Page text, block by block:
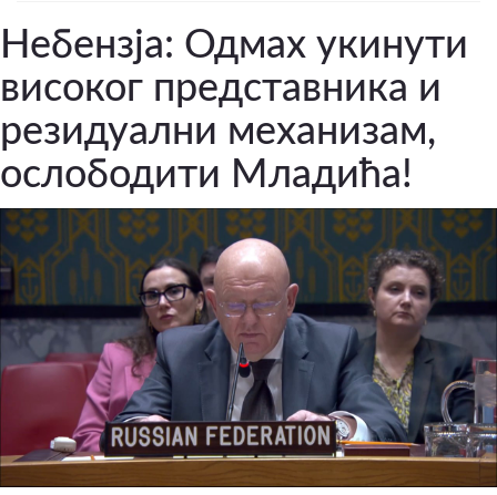
Небензја: Одмах укинути
високог представника и
резидуални механизам,
ослободити Младића!